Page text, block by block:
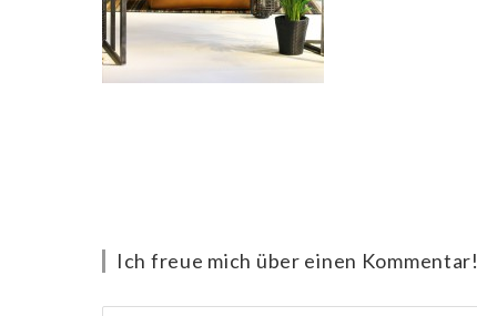
Ich freue mich über einen Kommentar!